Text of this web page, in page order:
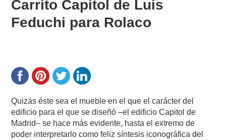
Carrito Capitol de Luis
Feduchi para Rolaco
Quizás éste sea el mueble en el que el carácter del
edificio para el que se diseñó –el edificio Capitol de
Madrid– se hace más evidente, hasta el extremo de
poder interpretarlo como feliz síntesis iconográfica del